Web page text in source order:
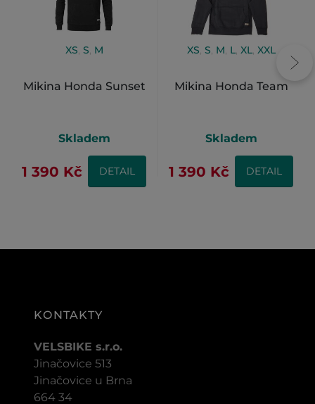
XS, S, M
Mikina Honda Sunset
Skladem
1 390 Kč DETAIL
XS, S, M, L, XL, XXL
Mikina Honda Team
Skladem
1 390 Kč DETAIL
KONTAKTY
VELSBIKE s.r.o.
Jinačovice 513
Jinačovice u Brna
664 34